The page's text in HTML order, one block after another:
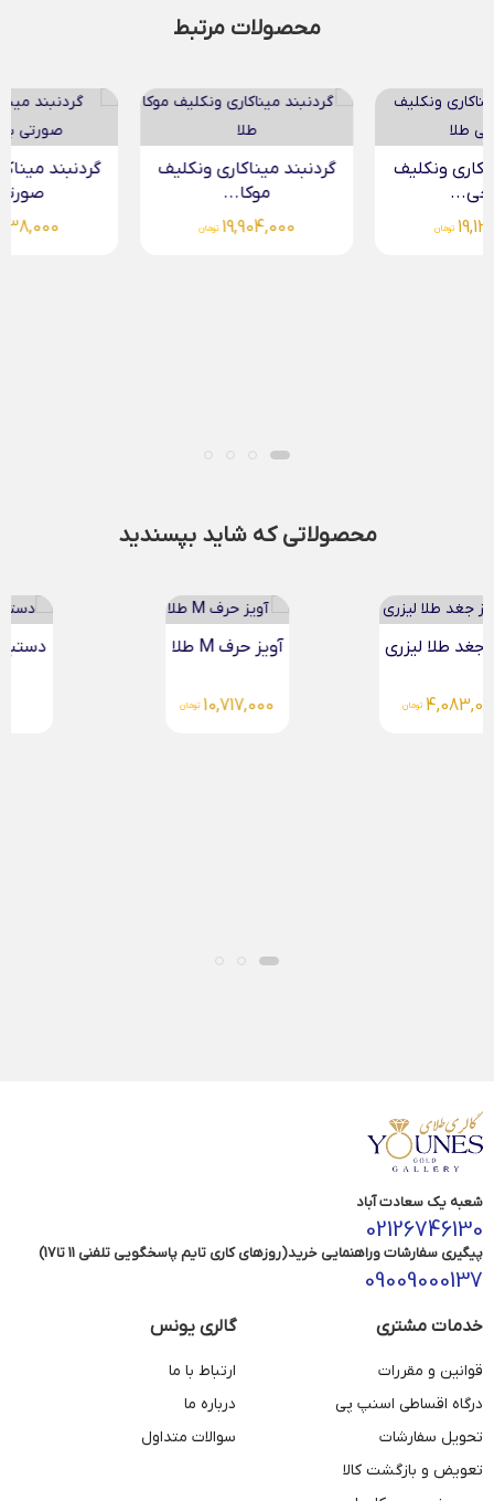
محصولات مرتبط
گردنبند میناکاری ونکلیف
گردنبند میناکاری ونکلیف
محصولاتی که شاید بپسندید
آویز حرف M طلا
10,717,000
دستبند طلا زنانه چرم...
4,644,000
شعبه یک سعادت آباد
02126746130
پیگیری سفارشات وراهنمایی خرید(روزهای کاری تایم پاسخگویی تلفنی 11 تا17)
09009000137
خدمات مشتری
قوانین و مقررات
درگاه اقساطی اسنپ پی
تحویل سفارشات
تعویض و بازگشت کالا
گالری یونس
ارتباط با ما
درباره ما
سوالات متداول